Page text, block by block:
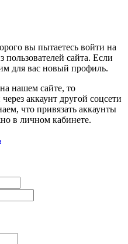
вы пытаетесь войти на
для вас новый профиль.
нашем сайте, то
аккаунт другой соцсети
что привязать аккаунты
ваших соцсетей к профилю можно в личном кабинете.